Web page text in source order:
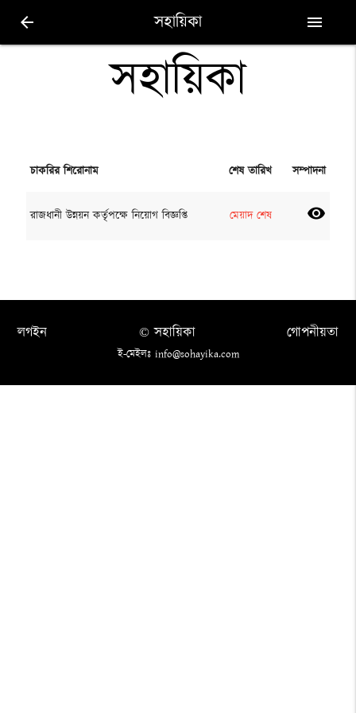
arrow_back সহায়িকা menu
সহায়িকা
চাকরির শিরোনাম শেষ তারিখ সম্পাদনা
রাজধানী উন্নয়ন কর্তৃপক্ষে নিয়োগ বিজ্ঞপ্তি মেয়াদ শেষ visibility
লগইন গোপনীয়তা
© সহায়িকা
ই-মেইলঃ info@sohayika.com